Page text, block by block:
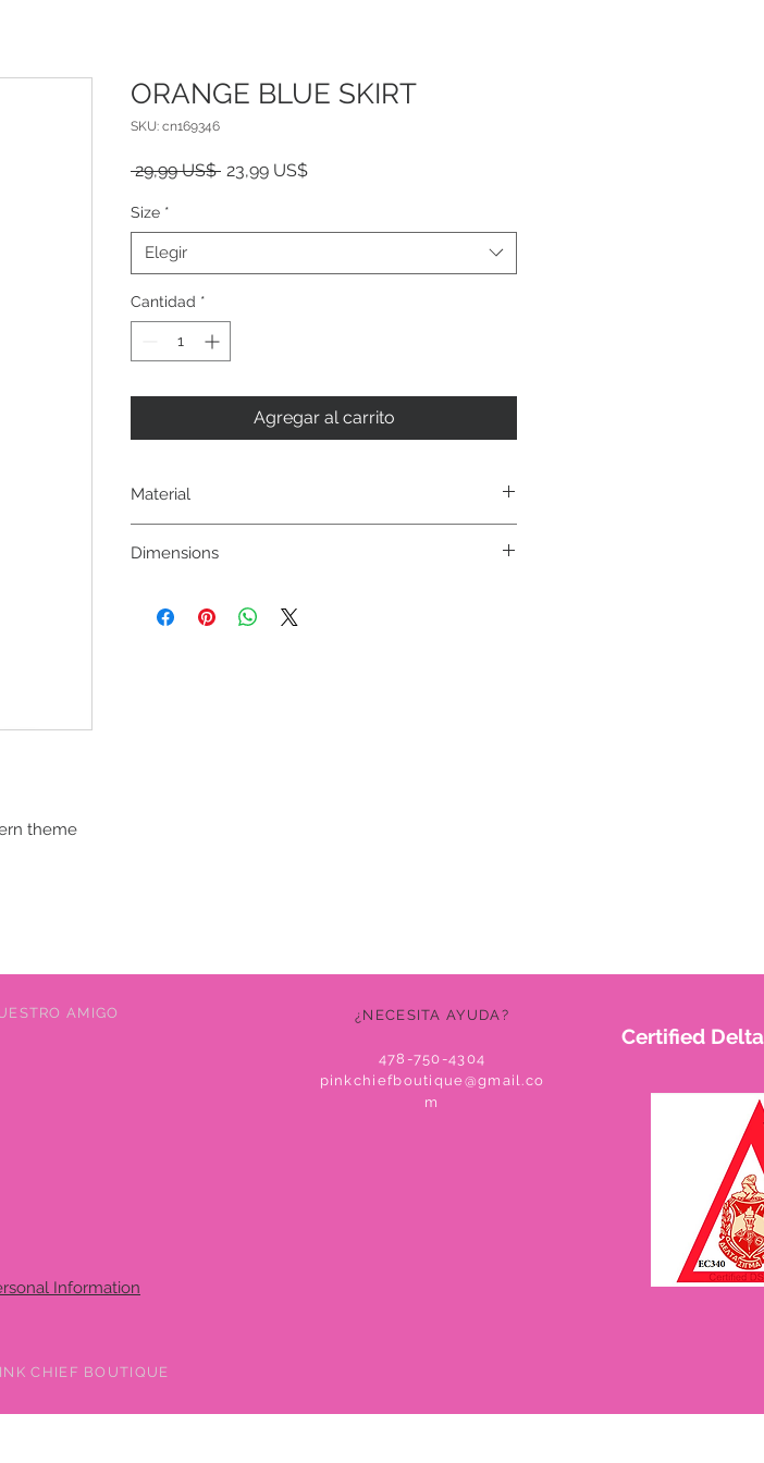
theme
ORANGE BLUE SKIRT
SKU: cn169346
29,99 US$ Precio
23,99 US$Precio
Size *
Elegir
Cantidad *
Agregar al carrito
Material
Dimensions
AMIGO ¿NECESITA AYUDA?
478-750-4304
pinkchiefboutique@gmail.co
m
Information
Certified
CHIEF BOUTIQUE